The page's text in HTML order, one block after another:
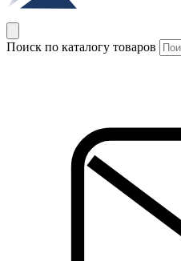
Поиск по каталогу товаров